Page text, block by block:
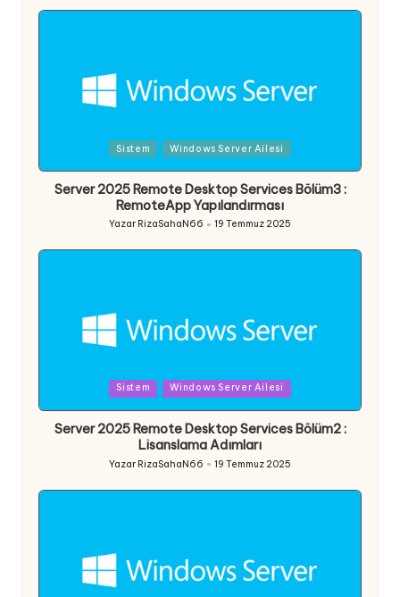
by
Sistem Windows Server Ailesi
Server 2025 Remote Desktop Services Bölüm3 :
RemoteApp Yapılandırması
Posted
by
Yazar RizaSahaN66 19 Temmuz 2025
Sistem Windows Server Ailesi
Server 2025 Remote Desktop Services Bölüm2 :
Lisanslama Adımları
Posted
Yazar RizaSahaN66 19 Temmuz 2025